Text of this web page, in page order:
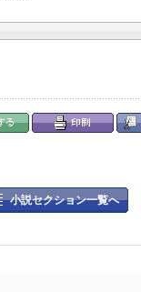
小説セクション一覧へ